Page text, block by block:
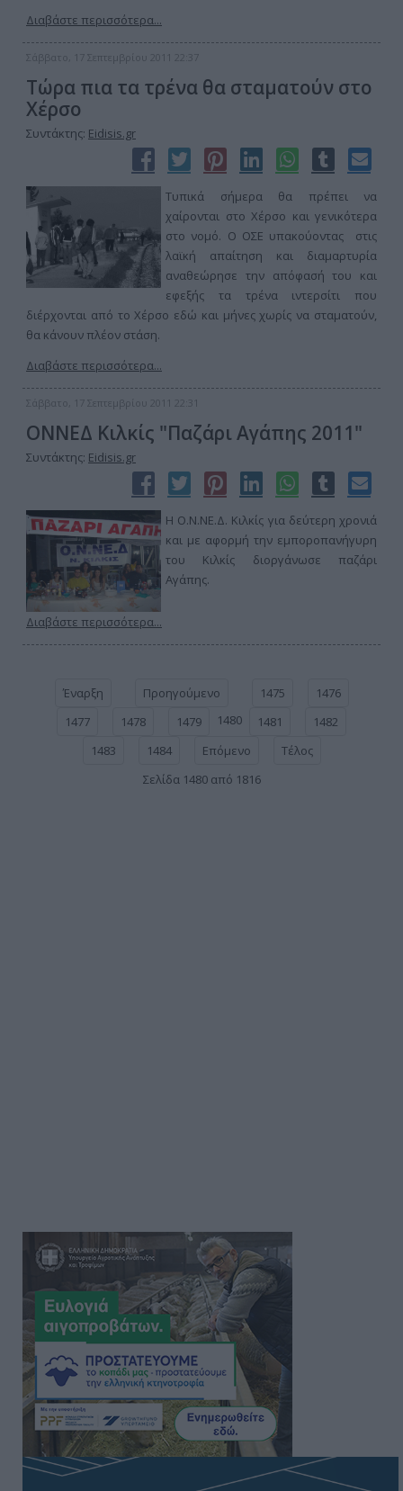
Διαβάστε περισσότερα...
Σάββατο, 17 Σεπτεμβρίου 2011 22:37
Τώρα πια τα τρένα θα σταματούν στο
Χέρσο
Συντάκτης: Eidisis.gr
Τυπικά σήμερα θα πρέπει να
χαίρονται στο Χέρσο και γενικότερα
στο νομό. Ο ΟΣΕ υπακούοντας στις
λαϊκή απαίτηση και διαμαρτυρία
αναθεώρησε την απόφασή του και
εφεξής τα τρένα ιντερσίτι που
διέρχονται από το Χέρσο εδώ και μήνες χωρίς να σταματούν,
θα κάνουν πλέον στάση.
Διαβάστε περισσότερα...
Σάββατο, 17 Σεπτεμβρίου 2011 22:31
ΟΝΝΕΔ Κιλκίς "Παζάρι Αγάπης 2011"
Συντάκτης: Eidisis.gr
Η Ο.Ν.ΝΕ.Δ. Κιλκίς για δεύτερη χρονιά
και με αφορμή την εμποροπανήγυρη
του Κιλκίς διοργάνωσε παζάρι
Αγάπης.
Διαβάστε περισσότερα...
Έναρξη Προηγούμενο 1475
1476
1477
1478 1479 1480 1481
1482
1483
1484 Επόμενο
Τέλος
Σελίδα 1480 από 1816